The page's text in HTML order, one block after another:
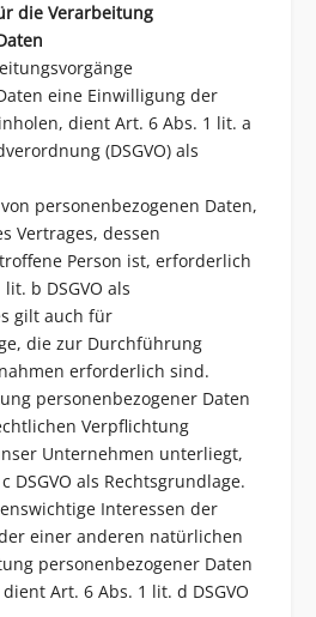
die Verarbeitung
eine Einwilligung der
dient Art. 6 Abs. 1 lit. a
(DSGVO) als
personenbezogenen Daten,
Vertrages, dessen
Person ist, erforderlich
b DSGVO als
gilt auch für
die zur Durchführung
erforderlich sind.
personenbezogener Daten
Verpflichtung
Unternehmen unterliegt,
DSGVO als Rechtsgrundlage.
Interessen der
einer anderen natürlichen
personenbezogener Daten
Art. 6 Abs. 1 lit. d DSGVO